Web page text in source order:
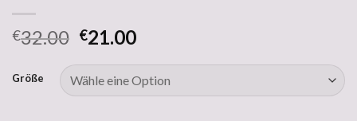
€32.00 €21.00
Größe